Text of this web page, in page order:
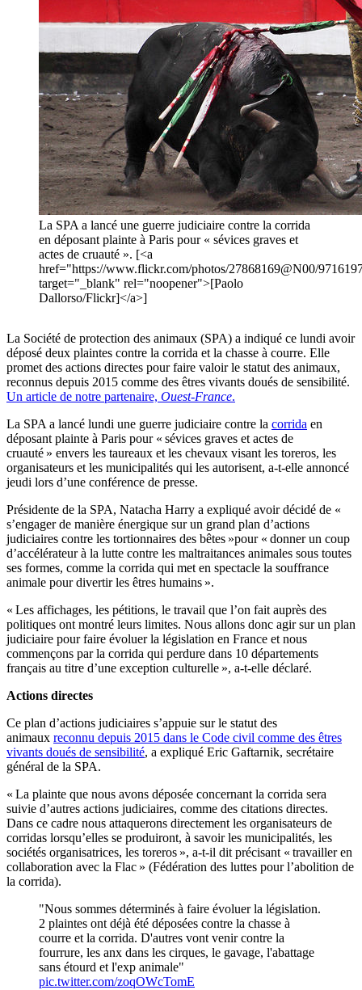
La SPA a lancé une guerre judiciaire contre la corrida
en déposant plainte à Paris pour « sévices graves et
actes de cruauté ». [<a
href="https://www.flickr.com/photos/27868169@N00/
target="_blank" rel="noopener">[Paolo
Dallorso/Flickr]</a>]
La Société de protection des animaux (SPA) a indiqué ce lundi avoir
déposé deux plaintes contre la corrida et la chasse à courre. Elle
promet des actions directes pour faire valoir le statut des animaux,
reconnus depuis 2015 comme des êtres vivants doués de sensibilité.
Un article de notre partenaire, Ouest-France.
La SPA a lancé lundi une guerre judiciaire contre la corrida en
déposant plainte à Paris pour « sévices graves et actes de
cruauté » envers les taureaux et les chevaux visant les toreros, les
organisateurs et les municipalités qui les autorisent, a-t-elle annoncé
jeudi lors d’une conférence de presse.
Présidente de la SPA, Natacha Harry a expliqué avoir décidé de «
s’engager de manière énergique sur un grand plan d’actions
judiciaires contre les tortionnaires des bêtes »pour « donner un coup
d’accélérateur à la lutte contre les maltraitances animales sous toutes
ses formes, comme la corrida qui met en spectacle la souffrance
animale pour divertir les êtres humains ».
« Les affichages, les pétitions, le travail que l’on fait auprès des
politiques ont montré leurs limites. Nous allons donc agir sur un plan
judiciaire pour faire évoluer la législation en France et nous
commençons par la corrida qui perdure dans 10 départements
français au titre d’une exception culturelle », a-t-elle déclaré.
Actions directes
Ce plan d’actions judiciaires s’appuie sur le statut des
animaux reconnu depuis 2015 dans le Code civil comme des êtres
vivants doués de sensibilité, a expliqué Eric Gaftarnik, secrétaire
général de la SPA.
« La plainte que nous avons déposée concernant la corrida sera
suivie d’autres actions judiciaires, comme des citations directes.
Dans ce cadre nous attaquerons directement les organisateurs de
corridas lorsqu’elles se produiront, à savoir les municipalités, les
sociétés organisatrices, les toreros », a-t-il dit précisant « travailler en
collaboration avec la Flac » (Fédération des luttes pour l’abolition de
la corrida).
"Nous sommes déterminés à faire évoluer la législation.
2 plaintes ont déjà été déposées contre la chasse à
courre et la corrida. D'autres vont venir contre la
fourrure, les anx dans les cirques, le gavage, l'abattage
sans étourd et l'exp animale"
pic.twitter.com/zoqOWcTomE